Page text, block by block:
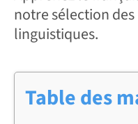
notre sélection
linguistiques.
Table des